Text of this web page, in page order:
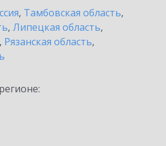
, Тамбовская область,
, Липецкая область,
, Рязанская область,